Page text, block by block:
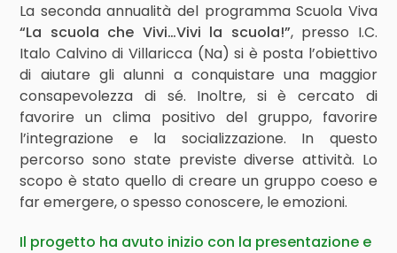
La seconda annualità del programma Scuola Viva
“La scuola che Vivi…Vivi la scuola!”, presso I.C.
Italo Calvino di Villaricca (Na) si è posta l’obiettivo
di aiutare gli alunni a conquistare una maggior
consapevolezza di sé. Inoltre, si è cercato di
favorire un clima positivo del gruppo, favorire
l’integrazione e la socializzazione. In questo
percorso sono state previste diverse attività. Lo
scopo è stato quello di creare un gruppo coeso e
far emergere, o spesso conoscere, le emozioni.
Il progetto ha avuto inizio con la presentazione e